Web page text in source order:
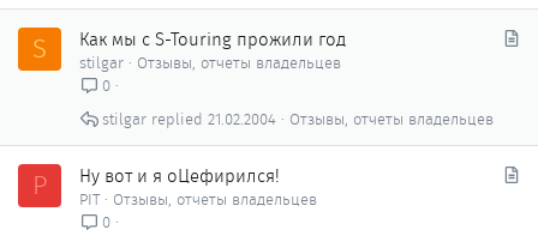
я
S
я
Как мы с S-Touring прожили год
stilgar
Отзывы, отчеты владельцев
0
Отзывы, отчеты владельцев
21.02.2004
stilgar
P Ну вот и я оЦефирился!
PIT
Отзывы, отчеты владельцев
0